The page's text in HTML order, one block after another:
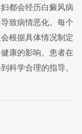
都会经历白癜风病
致病情恶化。每个
根据具体情况制定
康的影响。患者在
科学合理的指导。